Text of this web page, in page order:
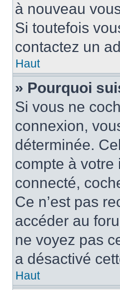
à nouveau
Si toutefois
contactez un
Haut
» Pourquoi
Si vous ne
connexion,
déterminée.
compte à votre
connecté,
Ce n’est pas
accéder au
ne voyez pas
a désactivé
Haut